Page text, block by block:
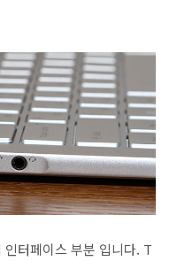
터페이스 부분 입니다. T